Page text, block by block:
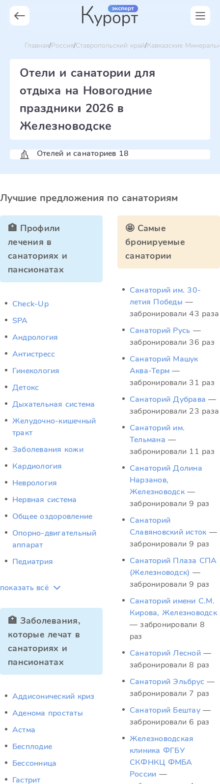
Главная Россия Ставропольский край Кавказские
Отели и санатории для
отдыха на Новогодние
праздники 2026 в
Железноводске
Отелей и санаториев 18
Лучшие предложения по санаториям
🏥 Профили
лечения в
санаториях и
пансионатах
Check-Up
SPA
Андрология
Антистресс
Гинекология
Детокс
Дыхательная система
Желудочно-кишечный
тракт
Заболевания кожи
Кардиология
Неврология
Нервная система
Общее оздоровление
Опорно-двигательный
аппарат
Педиатрия
показать всё
🏥 Заболевания,
которые лечат в
санаториях и
пансионатах
Аддисонический криз
Аденома простаты
Астма
Бесплодие
Бессонница
Гастрит
🤩 Самые
бронируемые
санатории
Санаторий им. 30-
летия Победы —
забронировали 43 раза
Санаторий Русь —
забронировали 36 раз
Санаторий Машук
Аква-Терм —
забронировали 31 раз
Санаторий Дубрава —
забронировали 23 раза
Санаторий им.
Тельмана —
забронировали 11 раз
Санаторий Долина
Нарзанов,
Железноводск —
забронировали 9 раз
Санаторий
Славяновский исток —
забронировали 9 раз
Санаторий Плаза СПА
(Железноводск) —
забронировали 9 раз
Санаторий имени С.М.
Кирова, Железноводск
— забронировали 8
раз
Санаторий Лесной —
забронировали 8 раз
Санаторий Эльбрус —
забронировали 7 раз
Санаторий Бештау —
забронировали 6 раз
Железноводская
клиника ФГБУ
СКФНКЦ ФМБА
России —